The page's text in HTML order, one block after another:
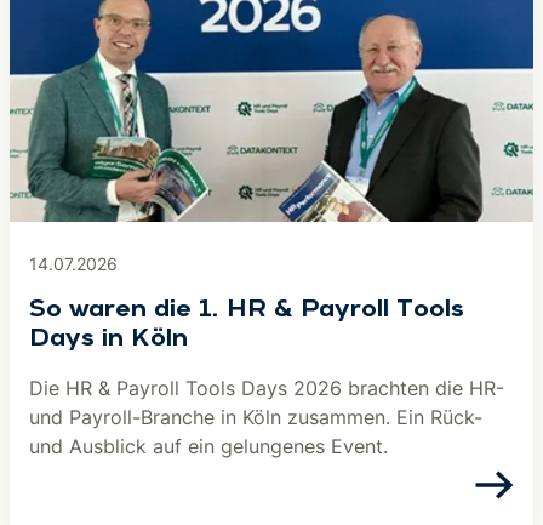
14.07.2026
So waren die 1. HR & Payroll Tools
Days in Köln
Die HR & Payroll Tools Days 2026 brachten die HR-
und Payroll-Branche in Köln zusammen. Ein Rück-
und Ausblick auf ein gelungenes Event.